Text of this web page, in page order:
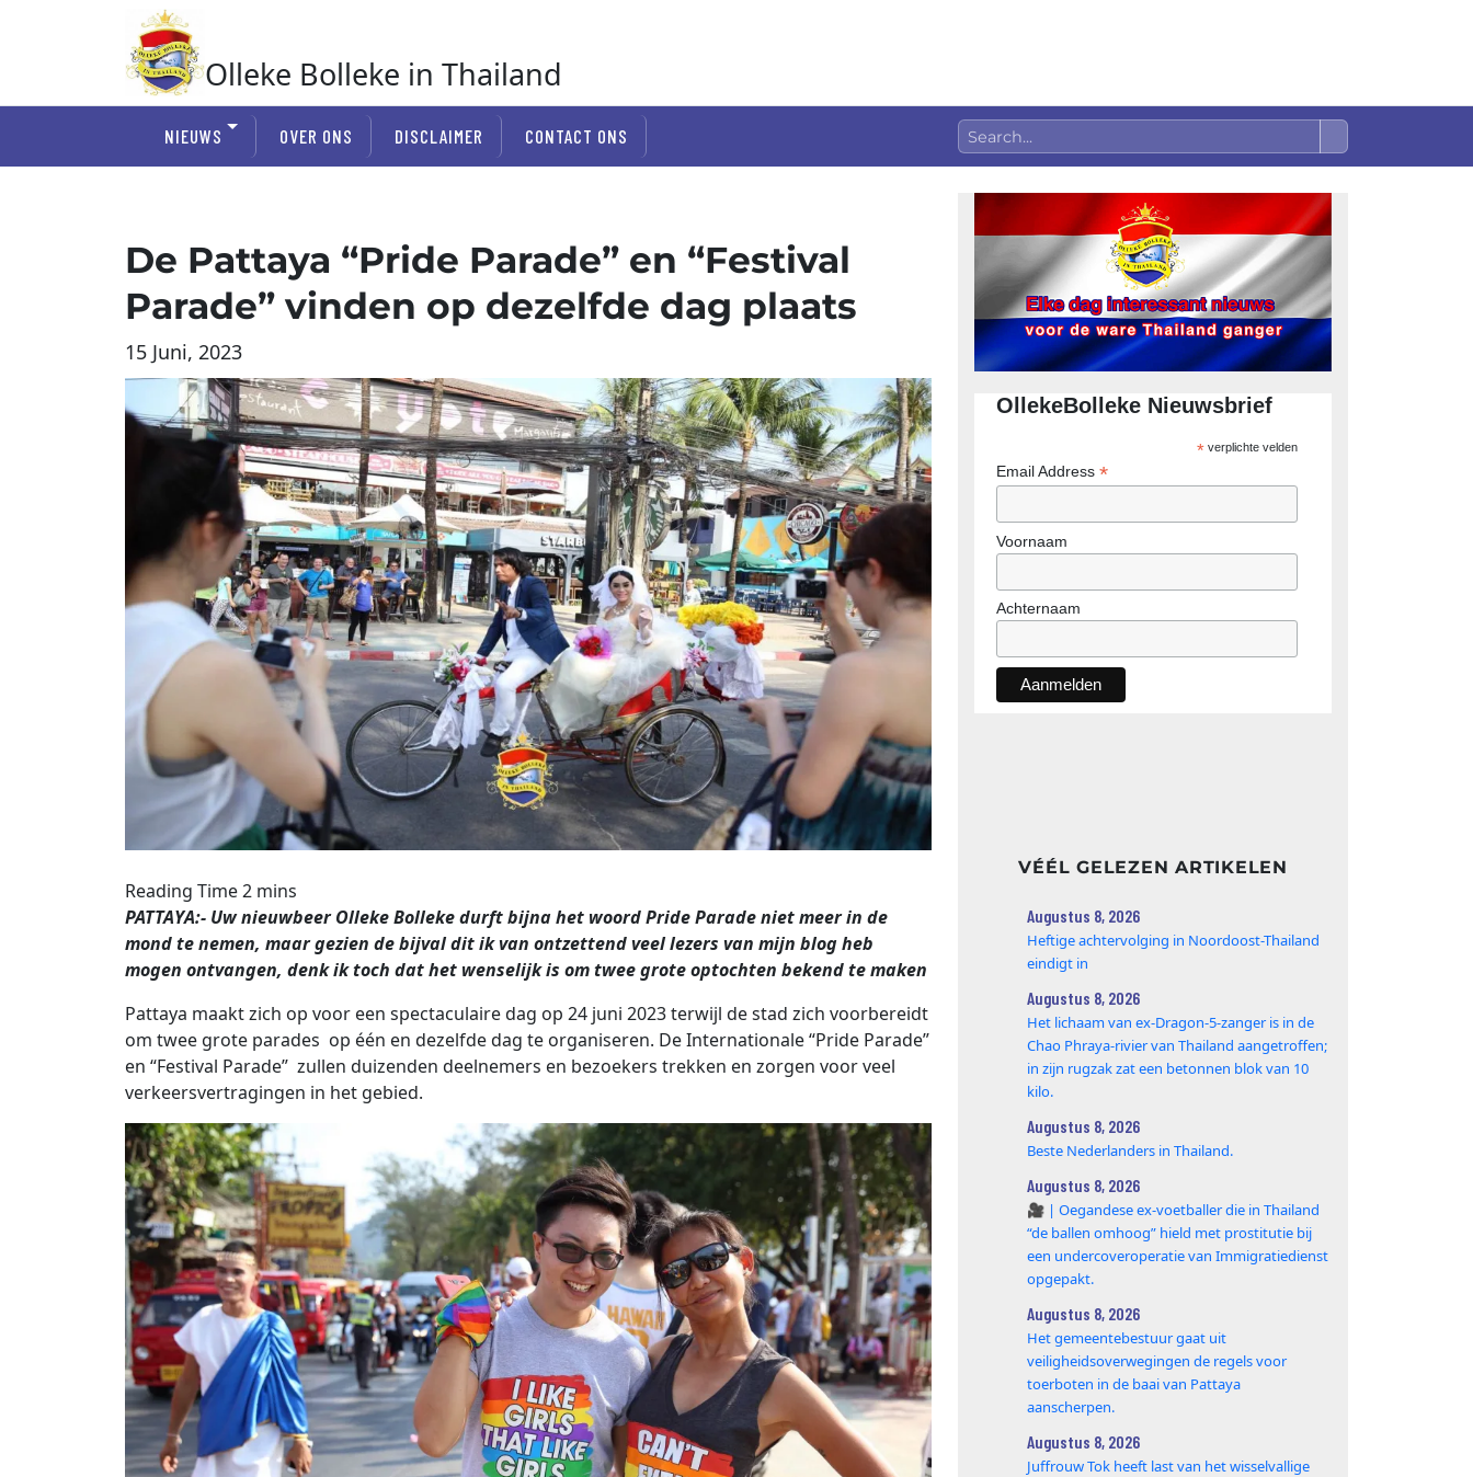
Olleke Bolleke in Thailand
NIEUWS OVER ONS DISCLAIMER CONTACT ONS
De Pattaya “Pride Parade” en “Festival
Parade” vinden op dezelfde dag plaats
15 Juni, 2023
PATTAYA:- Uw nieuwbeer Olleke Bolleke durft bijna het woord Pride Parade niet meer in de
mond te nemen, maar gezien de bijval dit ik van ontzettend veel lezers van mijn blog heb
mogen ontvangen, denk ik toch dat het wenselijk is om twee grote optochten bekend te maken
Pattaya maakt zich op voor een spectaculaire dag op 24 juni 2023 terwijl de stad zich voorbereidt
om twee grote parades op één en dezelfde dag te organiseren. De Internationale “Pride Parade”
en “Festival Parade” zullen duizenden deelnemers en bezoekers trekken en zorgen voor veel
verkeersvertragingen in het gebied.
OllekeBolleke Nieuwsbrief
*verplichte velden
Email Address *
Voornaam
Achternaam
VÉÉL GELEZEN ARTIKELEN
Augustus 8, 2026
Heftige achtervolging in Noordoost-Thailand
eindigt in
Augustus 8, 2026
Het lichaam van ex-Dragon‑5‑zanger is in de
Chao Phraya‑rivier van Thailand aangetroffen;
in zijn rugzak zat een betonnen blok van 10
kilo.
Augustus 8, 2026
Beste Nederlanders in Thailand.
Augustus 8, 2026
🎥 | Oegandese ex-voetballer die in Thailand
“de ballen omhoog” hield met prostitutie bij
een undercoveroperatie van Immigratiedienst
opgepakt.
Augustus 8, 2026
Het gemeentebestuur gaat uit
veiligheidsoverwegingen de regels voor
toerboten in de baai van Pattaya
aanscherpen.
Augustus 8, 2026
Juffrouw Tok heeft last van het wisselvallige